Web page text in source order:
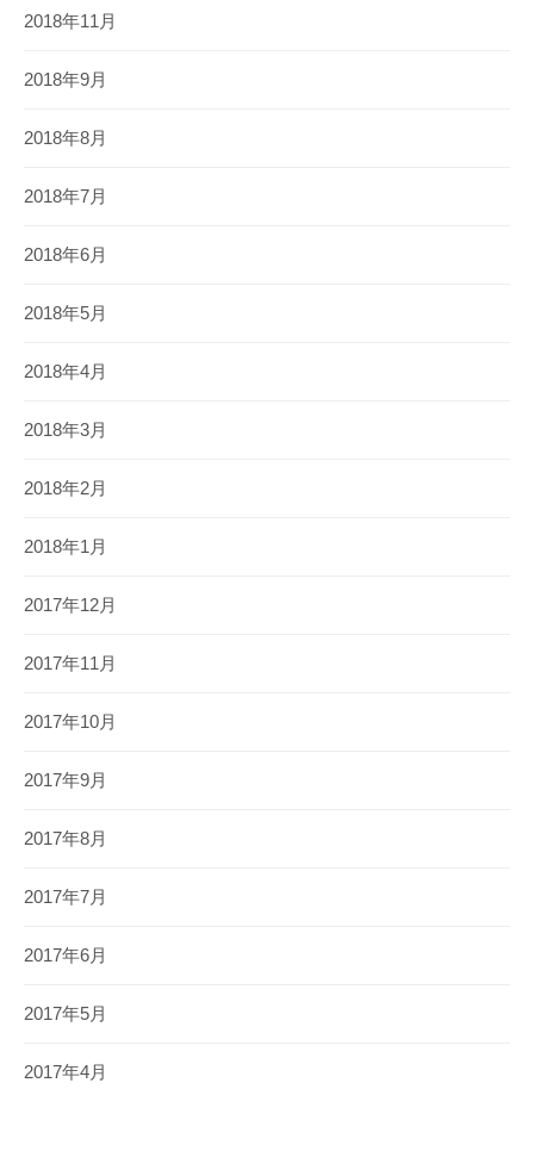
2018年11月
2018年9月
2018年8月
2018年7月
2018年6月
2018年5月
2018年4月
2018年3月
2018年2月
2018年1月
2017年12月
2017年11月
2017年10月
2017年9月
2017年8月
2017年7月
2017年6月
2017年5月
2017年4月